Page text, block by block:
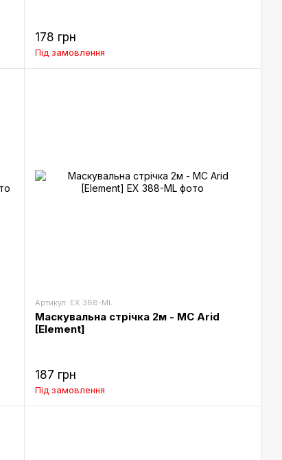
178 грн
Під замовлення
Артикул: EX 388-ML
Маскувальна стрічка 2м - MC Arid
[Element]
187 грн
Під замовлення